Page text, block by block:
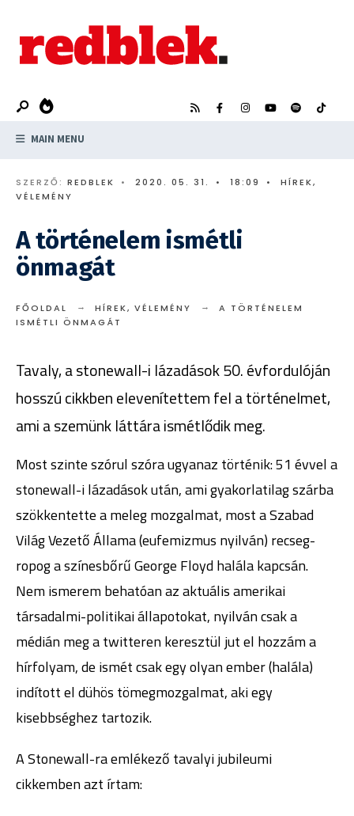
content
MAIN MENU
SZERZŐ: REDBLEK • 2020. 05. 31. • 18:09 • HÍREK,
VÉLEMÉNY
A történelem ismétli
önmagát
FŐOLDAL HÍREK, VÉLEMÉNY
A TÖRTÉNELEM
ISMÉTLI ÖNMAGÁT
Tavaly, a stonewall-i lázadások 50. évfordulóján
hosszú cikkben elevenítettem fel a történelmet,
ami a szemünk láttára ismétlődik meg.
Most szinte szórul szóra ugyanaz történik: 51 évvel a
stonewall-i lázadások után, ami gyakorlatilag szárba
szökkentette a meleg mozgalmat, most a Szabad
Világ Vezető Állama (eufemizmus nyilván) recseg-
ropog a színesbőrű George Floyd halála kapcsán.
Nem ismerem behatóan az aktuális amerikai
társadalmi-politikai állapotokat, nyilván csak a
médián meg a twitteren keresztül jut el hozzám a
hírfolyam, de ismét csak egy olyan ember (halála)
indított el dühös tömegmozgalmat, aki egy
kisebbséghez tartozik.
A Stonewall-ra emlékező tavalyi jubileumi
cikkemben azt írtam: